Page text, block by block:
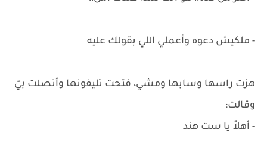
- ملكيش دعوه وأعملي اللي بقولك عليه
هزت راسها وسابها ومشي، فتحت تليفونها وأتصلت بيّ
وقالت:
- أهلاً يا ست هند